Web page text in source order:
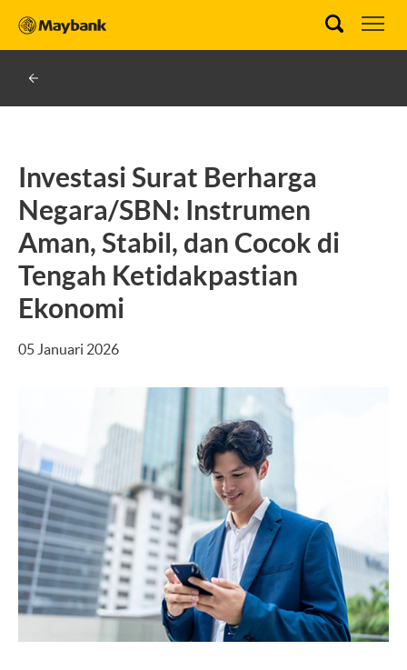
Investasi Surat Berharga
Negara/SBN: Instrumen
Aman, Stabil, dan Cocok di
Tengah Ketidakpastian
Ekonomi
05 Januari 2026